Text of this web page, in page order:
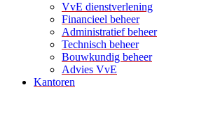
VvE dienstverlening
Financieel beheer
Administratief beheer
Technisch beheer
Bouwkundig beheer
Advies VvE
Kantoren